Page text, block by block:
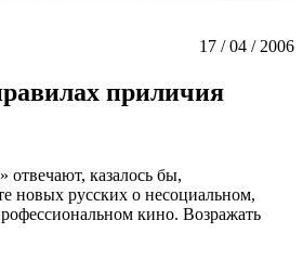
17 / 04 / 2006
приличия
отвечают, казалось бы,
новых русских о несоциальном,
кино. Возражать